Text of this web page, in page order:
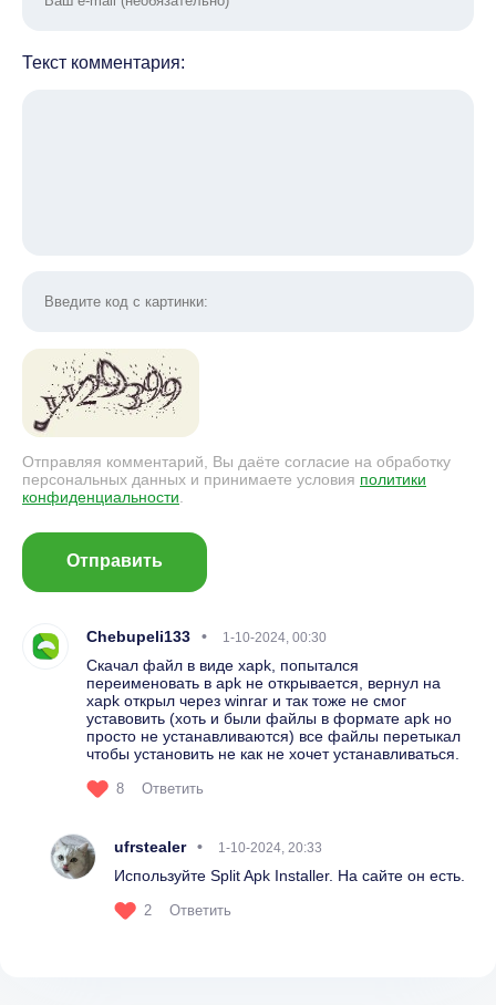
Текст комментария:
Отправляя комментарий, Вы даёте согласие на обработку
персональных данных и принимаете условия политики
конфиденциальности
Отправить
Chebupeli133 1-10-2024, 00:30
Скачал файл в виде xapk, попытался
переименовать в apk не открывается, вернул на
xapk открыл через winrar и так тоже не смог
уставовить (хоть и были файлы в формате apk но
просто не устанавливаются) все файлы перетыкал
чтобы установить не как не хочет устанавливаться.
8 Ответить
ufrstealer 1-10-2024, 20:33
Используйте Split Apk Installer. На сайте он есть.
2 Ответить